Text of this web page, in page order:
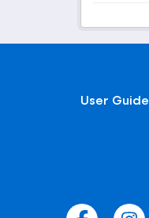
User Guide